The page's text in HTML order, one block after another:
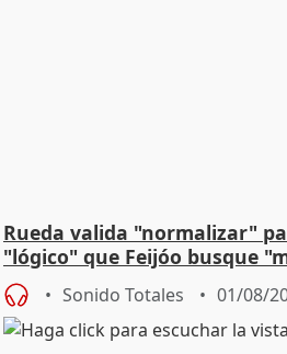
Rueda valida "normalizar"
"lógico" que Feijóo busque
Sonido Totales 01/08/